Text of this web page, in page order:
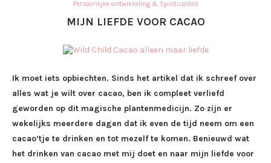
Persoonlijke ontwikkeling & Spiritualiteit
MIJN LIEFDE VOOR CACAO
Ik moet iets opbiechten. Sinds het artikel dat ik schreef over
alles wat je wilt over cacao, ben ik compleet verliefd
geworden op dit magische plantenmedicijn. Zo zijn er
wekelijks meerdere dagen dat ik even de tijd neem om een
cacao’tje te drinken en tot mezelf te komen. Benieuwd wat
het drinken van cacao met mij doet en naar mijn liefde voor